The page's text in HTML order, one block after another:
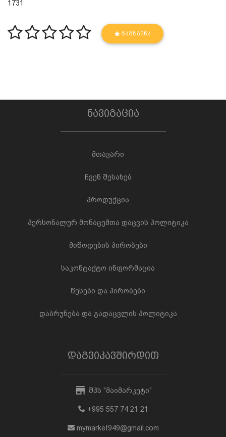
1731
ᲒᲐᲒᲖᲐᲕᲜᲐ
ნავიგაცია
მთავარი
ჩვენ შესახებ
პროდუქცია
პერსონალურ მონაცემთა დაცვის პოლიტიკა
მიწოდების პირობები
საკონტაქტო ინფორმაცია
წესები და პირობები
დაბრუნება და გადაცვლის პოლიტიკა
დაგვიკავშირდით
შპს "მაიმარკეტი"
+995 557 74 21 21
mymarket949@gmail.com